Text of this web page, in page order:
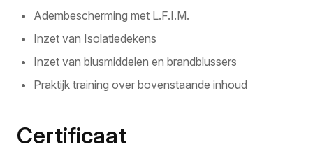
Adembescherming met L.F.I.M.
Inzet van Isolatiedekens
Inzet van blusmiddelen en brandblussers
Praktijk training over bovenstaande inhoud
Certificaat